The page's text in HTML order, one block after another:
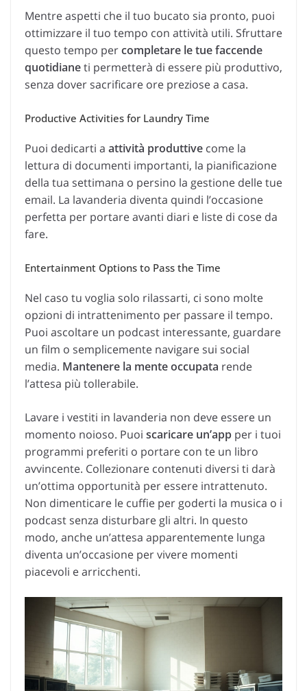
Mentre aspetti che il tuo bucato sia pronto, puoi
ottimizzare il tuo tempo con attività utili. Sfruttare
questo tempo percompletare le tue faccende
quotidianeti permetterà di essere più produttivo,
senza dover sacrificare ore preziose a casa.
Productive Activities for Laundry Time
Puoi dedicarti a attività produttive come la
lettura di documenti importanti, la pianificazione
della tua settimana o persino la gestione delle tue
email. La lavanderia diventa quindi l’occasione
perfetta per portare avanti diari e liste di cose da
fare.
Entertainment Options to Pass the Time
Nel caso tu voglia solo rilassarti, ci sono molte
opzioni di intrattenimento per passare il tempo.
Puoi ascoltare un podcast interessante, guardare
un film o semplicemente navigare sui social
media. Mantenere la mente occupata rende
l’attesa più tollerabile.
Lavare i vestiti in lavanderia non deve essere un
momento noioso. Puoi scaricare un’app per i tuoi
programmi preferiti o portare con te un libro
avvincente. Collezionare contenuti diversi ti darà
un’ottima opportunità per essere intrattenuto.
Non dimenticare le cuffie per goderti la musica o i
podcast senza disturbare gli altri. In questo
modo, anche un’attesa apparentemente lunga
diventa un’occasione per vivere momenti
piacevoli e arricchenti.